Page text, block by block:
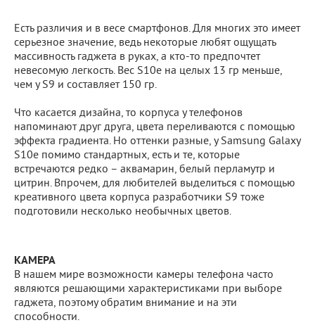
Есть различия и в весе смартфонов. Для многих это имеет
серьезное значение, ведь некоторые любят ощущать
массивность гаджета в руках, а кто-то предпочтет
невесомую легкость. Вес S10e на целых 13 гр меньше,
чем у S9 и составляет 150 гр.
Что касается дизайна, то корпуса у телефонов
напоминают друг друга, цвета переливаются с помощью
эффекта градиента. Но оттенки разные, у Samsung Galaxy
S10e помимо стандартных, есть и те, которые
встречаются редко – аквамарин, белый перламутр и
цитрин. Впрочем, для любителей выделиться с помощью
креативного цвета корпуса разработчики S9 тоже
подготовили несколько необычных цветов.
КАМЕРА
В нашем мире возможности камеры телефона часто
являются решающими характеристиками при выборе
гаджета, поэтому обратим внимание и на эти
способности.